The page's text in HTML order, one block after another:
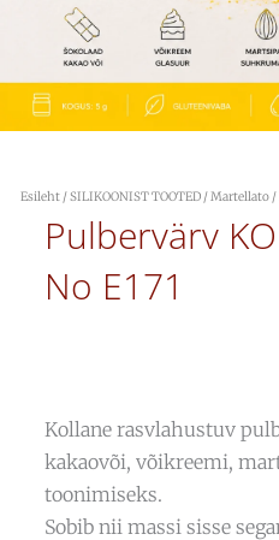
Esileht /SILIKOONIST TOOTED /Martellato /
Pulbervärv
No E171
Kollane rasvlahustuv
kakaovõi, võikreemi,
toonimiseks.
Sobib nii massi sisse